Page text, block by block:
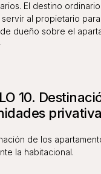
El destino
al propietario
dueño sobre el
10.
de los
la habitacional.